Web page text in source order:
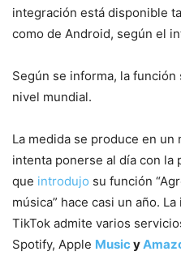
integración está disponible
como de Android, según el
Según se informa, la
nivel mundial.
La medida se produce en
intenta ponerse al día con la
que introdujo su función
música” hace casi un año.
TikTok admite varios
Spotify, Apple Music y